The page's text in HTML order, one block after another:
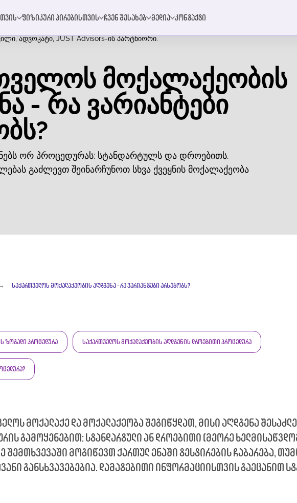
ფიზიკური პირებისთვის ჩვენ შესახებ მედია კონტაქტი
მოქალაქეობის
- რა ვარიანტები
ორ პროცედურას: სტანდარტულს და დროებითს.
გაძლევთ შეინარჩუნოთ სხვა ქვეყნის მოქალაქეობა
ადვოკატი, JUST Advisors-ის პარტნიორი.
საქართველოს მოქალაქეობის აღდგენა - რა ვარიანტები არსებობს?
ზოგადი პროცედურა საქართველოს მოქალაქეობის აღდგენის დროებითი პროცედურა
მოქალაქე და მოქალაქეობა შეგიწყდათ, მისი აღდგენა
გამოყენებით: სტანდარტული ან დროებითი (მეორე
შემთხვევაში მოგიწევთ ქართულ ენაში ტესტირების ჩაბარება,
განსხვავებებია. დამატებითი ინფორმაციისთვის გაეცანით